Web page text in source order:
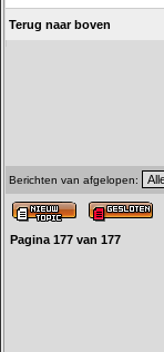
Terug naar boven
Berichten van afgelopen:
Pagina 177 van 177